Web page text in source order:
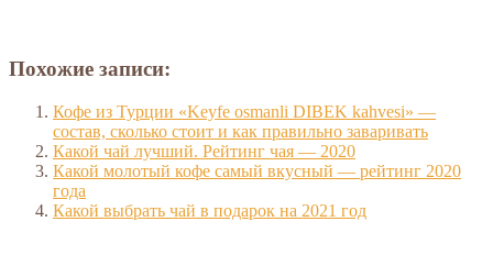
Похожие записи:
Кофе из Турции «Keyfe osmanli DIBEK kahvesi» —
состав, сколько стоит и как правильно заваривать
Какой чай лучший. Рейтинг чая — 2020
Какой молотый кофе самый вкусный — рейтинг 2020
года
Какой выбрать чай в подарок на 2021 год